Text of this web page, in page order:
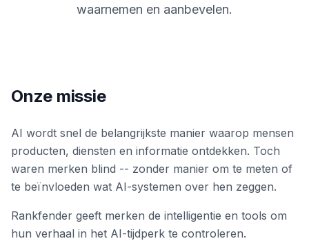
Integraties
ANALYSEREN
& Analyse
waarnemen en aanbevelen.
Onze missie
AI wordt snel de belangrijkste manier waarop mensen
producten, diensten en informatie ontdekken. Toch
waren merken blind -- zonder manier om te meten of
te beïnvloeden wat AI-systemen over hen zeggen.
Rankfender geeft merken de intelligentie en tools om
hun verhaal in het AI-tijdperk te controleren.